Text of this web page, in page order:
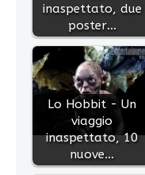
inaspettato, due
poster…
Lo Hobbit - Un
viaggio
inaspettato, 10
nuove…